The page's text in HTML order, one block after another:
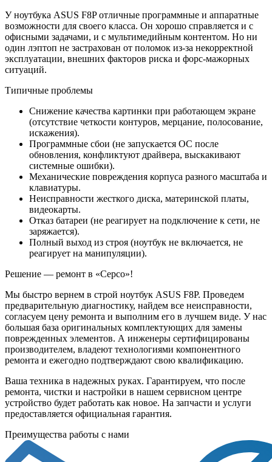
У ноутбука ASUS F8P отличные программные и аппаратные
возможности для своего класса. Он хорошо справляется и с
офисными задачами, и с мультимедийным контентом. Но ни
один лэптоп не застрахован от поломок из-за некорректной
эксплуатации, внешних факторов риска и форс-мажорных
ситуаций.
Типичные проблемы
Снижение качества картинки при работающем экране
(отсутствие четкости контуров, мерцание, полосование,
искажения).
Программные сбои (не запускается ОС после
обновления, конфликтуют драйвера, выскакивают
системные ошибки).
Механические повреждения корпуса разного масштаба и
клавиатуры.
Неисправности жесткого диска, материнской платы,
видеокарты.
Отказ батареи (не реагирует на подключение к сети, не
заряжается).
Полный выход из строя (ноутбук не включается, не
реагирует на манипуляции).
Решение — ремонт в «Серсо»!
Мы быстро вернем в строй ноутбук ASUS F8P. Проведем
предварительную диагностику, найдем все неисправности,
согласуем цену ремонта и выполним его в лучшем виде. У нас
большая база оригинальных комплектующих для замены
поврежденных элементов. А инженеры сертифицированы
производителем, владеют технологиями компонентного
ремонта и ежегодно подтверждают свою квалификацию.
Ваша техника в надежных руках. Гарантируем, что после
ремонта, чистки и настройки в нашем сервисном центре
устройство будет работать как новое. На запчасти и услуги
предоставляется официальная гарантия.
Преимущества работы с нами